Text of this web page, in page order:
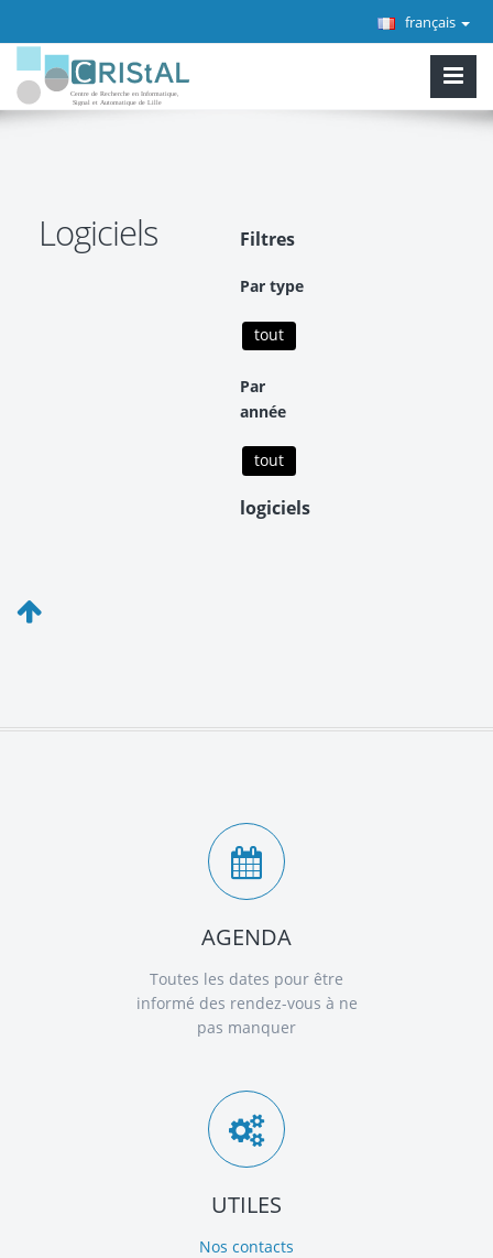
français
Logiciels
AGENDA
Toutes les dates pour être
informé des rendez-vous à ne
pas manquer
UTILES
Nos contacts